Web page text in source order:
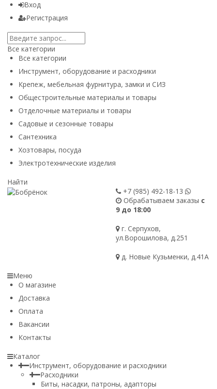
Вход
Регистрация
Все категории
Все категории
Инструмент, оборудование и расходники
Крепеж, мебельная фурнитура, замки и СИЗ
Общестроительные материалы и товары
Отделочные материалы и товары
Садовые и сезонные товары
Сантехника
Хозтовары, посуда
Электротехнические изделия
Найти
+7 (985) 492-18-13
Обрабатываем заказы с
9 до 18:00
г. Серпухов,
ул.Ворошилова, д.251
д. Новые Кузьменки, д.41А
Меню
О магазине
Доставка
Оплата
Вакансии
Контакты
Каталог
Инструмент, оборудование и расходники
Расходники
Биты, насадки, патроны, адапторы